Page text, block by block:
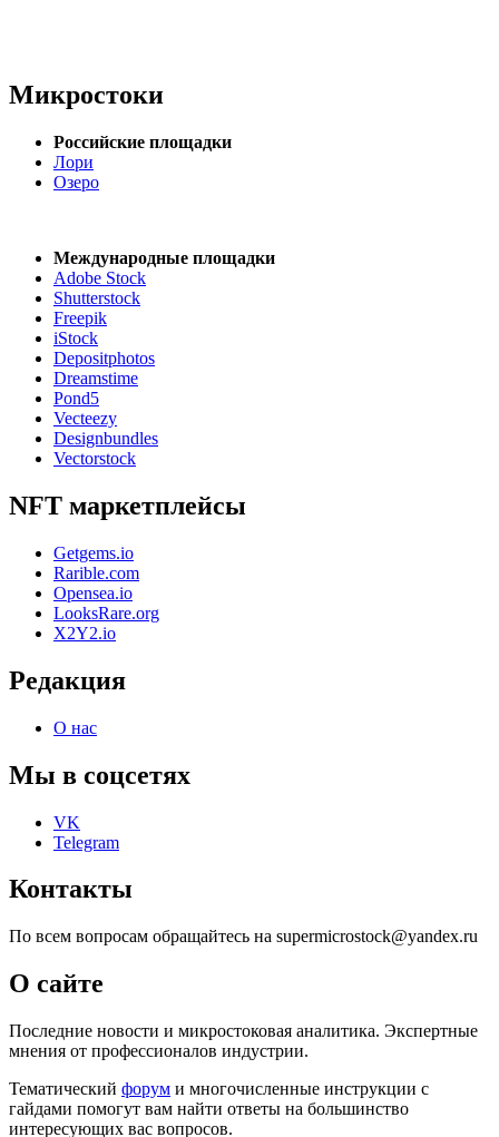
Микростоки
Российские площадки
Лори
Озеро
Международные площадки
Adobe Stock
Shutterstock
Freepik
iStock
Depositphotos
Dreamstime
Pond5
Vecteezy
Designbundles
Vectorstock
NFT маркетплейсы
Getgems.io
Rarible.com
Opensea.io
LooksRare.org
X2Y2.io
Редакция
О нас
Мы в соцсетях
VK
Telegram
Контакты
По всем вопросам обращайтесь на supermicrostock@yandex.ru
О сайте
Последние новости и микростоковая аналитика. Экспертные
мнения от профессионалов индустрии.
Тематический форум и многочисленные инструкции с
гайдами помогут вам найти ответы на большинство
интересующих вас вопросов.